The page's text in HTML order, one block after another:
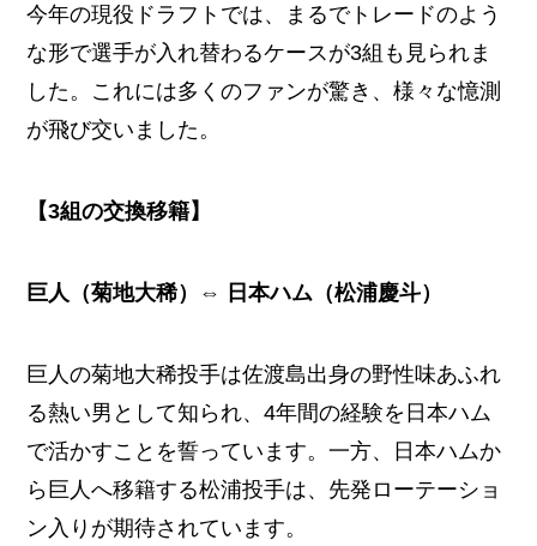
今年の現役ドラフトでは、まるでトレードのよう
な形で選手が入れ替わるケースが3組も見られま
した。これには多くのファンが驚き、様々な憶測
が飛び交いました。
【3組の交換移籍】
巨人（菊地大稀）⇔ 日本ハム（松浦慶斗）
巨人の菊地大稀投手は佐渡島出身の野性味あふれ
る熱い男として知られ、4年間の経験を日本ハム
で活かすことを誓っています。一方、日本ハムか
ら巨人へ移籍する松浦投手は、先発ローテーショ
ン入りが期待されています。